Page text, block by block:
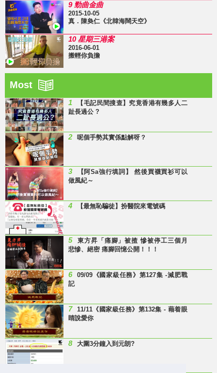
9 勁曲金曲
2015-10-05
真．陳奐仁《北韓海闊天空》
10 星期三港案
2016-06-01
搬輕你負擔
Most
1
【毛記民間搜查】究竟香港有幾多人二
趾長過公 ?
2 呢個手勢其實係點解呀？
3
【阿Sa強行填詞】 然後買襪買衫可以
做風紀～
4 【最無恥騙徒】扮醫院來電號碼
5
東方昇「痛腳」被揸 慘被停工三個月
悲慘、絕密 痛腳回憶公開！！！
6
09/09《國家級任務》第127集 -減肥戰
記
7
11/11《國家級任務》第132集 - 藉着眼
睛說愛你
8 大圍3分鐘入到元朗?